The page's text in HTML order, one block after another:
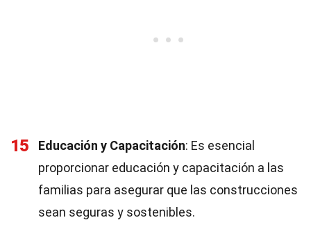
15 Educación y Capacitación: Es esencial
proporcionar educación y capacitación a las
familias para asegurar que las construcciones
sean seguras y sostenibles.